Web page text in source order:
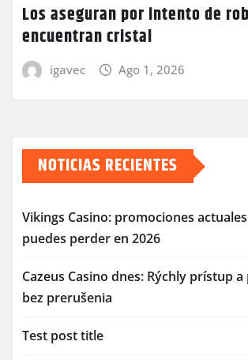
Los aseguran por intento de
encuentran cristal
igavec Ago 1, 2026
NOTICIAS RECIENTES
Vikings Casino: promociones
puedes perder en 2026
Cazeus Casino dnes: Rýchly prístup
bez prerušenia
Test post title